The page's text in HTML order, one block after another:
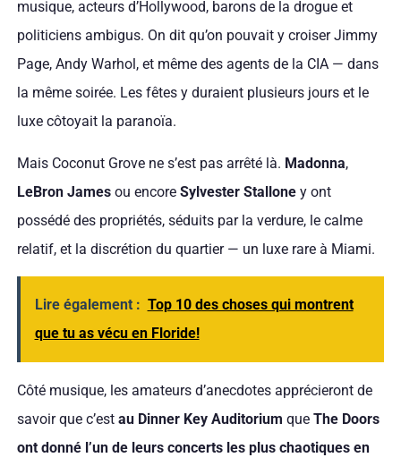
musique, acteurs d’Hollywood, barons de la drogue et
politiciens ambigus. On dit qu’on pouvait y croiser Jimmy
Page, Andy Warhol, et même des agents de la CIA — dans
la même soirée. Les fêtes y duraient plusieurs jours et le
luxe côtoyait la paranoïa.
Mais Coconut Grove ne s’est pas arrêté là. Madonna,
LeBron Jamesou encore Sylvester Stalloney ont
possédé des propriétés, séduits par la verdure, le calme
relatif, et la discrétion du quartier — un luxe rare à Miami.
Lire également : Top 10 des choses qui montrent
que tu as vécu en Floride!
Côté musique, les amateurs d’anecdotes apprécieront de
savoir que c’est au Dinner Key Auditorium que The Doors
ont donné l’un de leurs concerts les plus chaotiques en